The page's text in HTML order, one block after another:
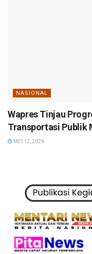
NASIONAL
Wapres Tinjau
Transportasi Publik
MEI 12, 2026